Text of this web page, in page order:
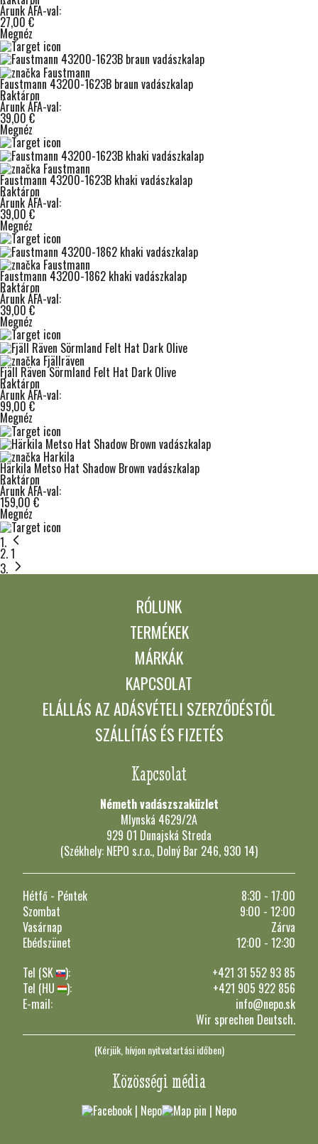
Árunk ÁFA-val:
27,00 €
Megnéz
Faustmann 43200-1623B braun vadászkalap
Raktáron
Árunk ÁFA-val:
39,00 €
Megnéz
Faustmann 43200-1623B khaki vadászkalap
Raktáron
Árunk ÁFA-val:
39,00 €
Megnéz
Faustmann 43200-1862 khaki vadászkalap
Raktáron
Árunk ÁFA-val:
39,00 €
Megnéz
Fjäll Räven Sörmland Felt Hat Dark Olive
Raktáron
Árunk ÁFA-val:
99,00 €
Megnéz
Härkila Metso Hat Shadow Brown vadászkalap
Raktáron
Árunk ÁFA-val:
159,00 €
Megnéz
Jelenleg ezt az oldalt olvassa
1
RÓLUNK
TERMÉKEK
MÁRKÁK
KAPCSOLAT
ELÁLLÁS AZ ADÁSVÉTELI SZERZŐDÉSTŐL
SZÁLLÍTÁS ÉS FIZETÉS
Kapcsolat
Németh vadászszaküzlet
Mlynská 4629/2A
929 01 Dunajská Streda
(Székhely: NEPO s.r.o., Dolný Bar 246, 930 14)
Hétfő - Péntek
8:30 - 17:00
Szombat
9:00 - 12:00
Vasárnap
Zárva
Ebédszünet
12:00 - 12:30
Tel (SK
):
+421 31 552 93 85
Tel (HU
):
+421 905 922 856
E-mail:
info@nepo.sk
Wir sprechen Deutsch.
(Kérjük, hívjon nyitvatartási időben)
Közösségi média